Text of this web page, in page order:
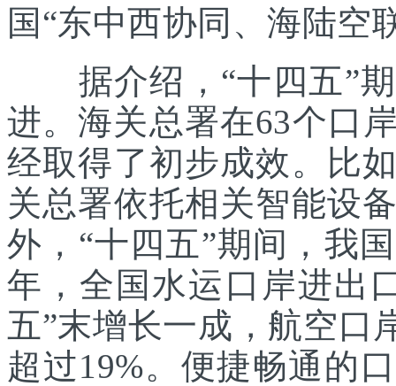
国“东中西协同、海陆空
据介绍，“十四五”期
进。海关总署在63个口
经取得了初步成效。比
关总署依托相关智能设
外，“十四五”期间，我
年，全国水运口岸进出
五”末增长一成，航空口
超过19%。便捷畅通的